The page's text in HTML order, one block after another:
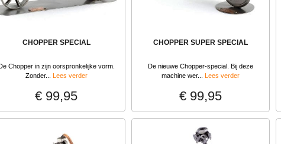
CHOPPER SPECIAL
Chopper in zijn oorspronkelijke vorm.
Zonder... Lees verder
€ 99,95
CHOPPER SUPER SPECIAL
De nieuwe Chopper-special. Bij deze
machine wer... Lees verder
€ 99,95